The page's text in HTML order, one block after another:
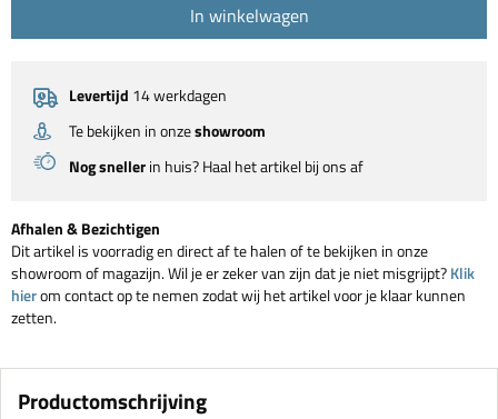
In winkelwagen
Levertijd 14 werkdagen
Te bekijken in onzeshowroom
Nog snellerin huis? Haal het artikel bij ons af
Afhalen & Bezichtigen
Dit artikel is voorradig en direct af te halen of te bekijken in onze
showroom of magazijn. Wil je er zeker van zijn dat je niet misgrijpt?Klik
hierom contact op te nemen zodat wij het artikel voor je klaar kunnen
zetten.
Productomschrijving